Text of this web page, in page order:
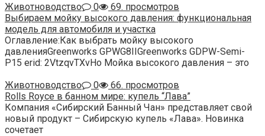
Животноводство
0
69. просмотров
Выбираем мойку высокого давления: функциональная
модель для автомобиля и участка
Оглавление:Как выбрать мойку высокого
давленияGreenworks GPWG8IIGreenworks GDPW-Semi-
P15 erid: 2VtzqvTXvHo Мойка высокого давления – это
Животноводство
0
66. просмотров
Rolls Royce в банном мире: купель “Лава”
Компания «Сибирский Банный Чан» представляет свой
новый продукт – Сибирскую купель «Лава». Новинка
сочетает